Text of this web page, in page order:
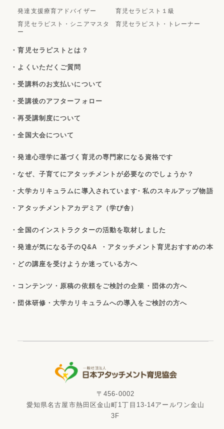
発達支援療育アドバイザー
育児セラピスト１級
育児セラピスト・シニアマスタ
ー
育児セラピスト・トレーナー
・育児セラピストとは？
・よくいただくご質問
・受講料のお支払いについて
・受講後のアフターフォロー
・再受講制度について
・全国大会について
・発達心理学に基づく育児の専門家になる資格です
・なぜ、子育てにアタッチメントが必要なのでしょうか？
・大学カリキュラムに導入されています・私のスキルアップ物語
・アタッチメントアカデミア（学び舎）
・全国のインストラクターの活動を取材しました
・発達が気になる子のQ&A ・アタッチメント育児おすすめの本
・どの講座を受けようか迷っている方へ
・コンテンツ・原稿の依頼をご検討の企業・団体の方へ
・団体研修・大学カリキュラムへの導入をご検討の方へ
〒456-0002
愛知県名古屋市熱田区金山町1丁目13-14アールワン金山
3F